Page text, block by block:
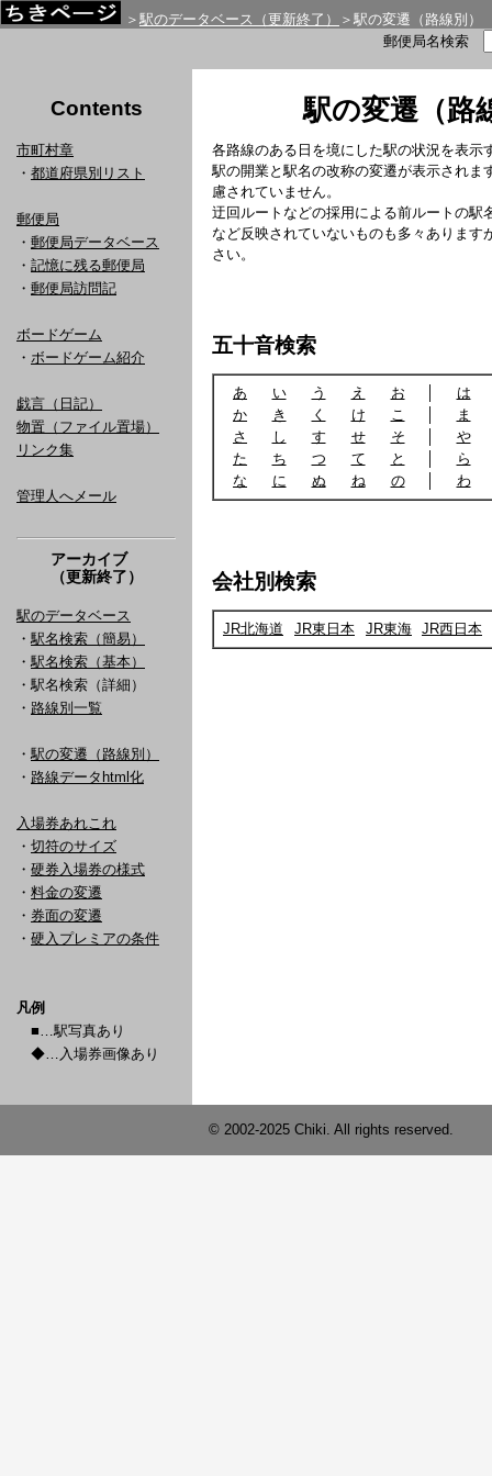
＞ 駅のデータベース（更新終了）
＞駅の変遷（路線別）
郵便局名検索
Contents
市町村章
・ 都道府県別リスト
郵便局
・ 郵便局データベース
・ 記憶に残る郵便局
・ 郵便局訪問記
ボードゲーム
・ ボードゲーム紹介
戯言（日記）
物置（ファイル置場）
リンク集
管理人へメール
アーカイブ
（更新終了）
駅のデータベース
・ 駅名検索（簡易）
・ 駅名検索（基本）
・駅名検索（詳細）
・ 路線別一覧
・ 駅の変遷（路線別）
・ 路線データhtml化
入場券あれこれ
・ 切符のサイズ
・ 硬券入場券の様式
・ 料金の変遷
・ 券面の変遷
・ 硬入プレミアの条件
凡例
■…駅写真あり
◆…入場券画像あり
駅の変遷（路
各路線のある日を境にした駅の状況を表示
駅の開業と駅名の改称の変遷が表示されま
慮されていません。
迂回ルートなどの採用による前ルートの駅
など反映されていないものも多々あります
さい。
五十音検索
あ い う え お
は
か
き く け こ
ま
さ
し す せ そ
や
た
ち つ て と
ら
な
に ぬ ね の わ
会社別検索
JR北海道 JR東日本 JR東海 JR西日本
© 2002-2025 Chiki. All rights reserved.